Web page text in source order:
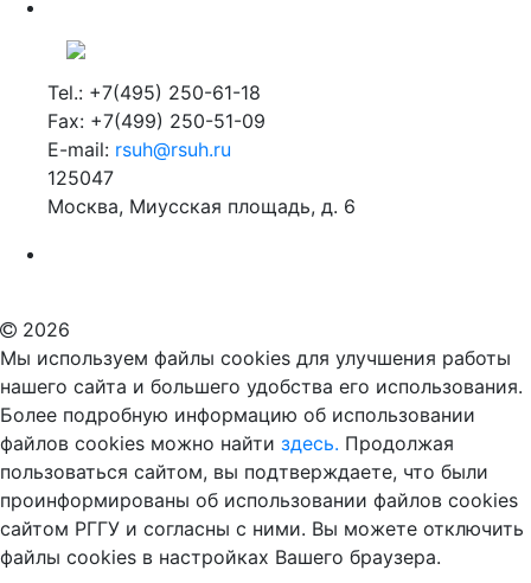
Tel.: +7(495) 250-61-18
Fax: +7(499) 250-51-09
E-mail: rsuh@rsuh.ru
125047
Москва, Миусская площадь, д. 6
2026
Мы используем файлы cookies для улучшения работы
нашего сайта и большего удобства его использования.
Более подробную информацию об использовании
файлов cookies можно найти здесь. Продолжая
пользоваться сайтом, вы подтверждаете, что были
проинформированы об использовании файлов cookies
сайтом РГГУ и согласны с ними. Вы можете отключить
файлы cookies в настройках Вашего браузера.